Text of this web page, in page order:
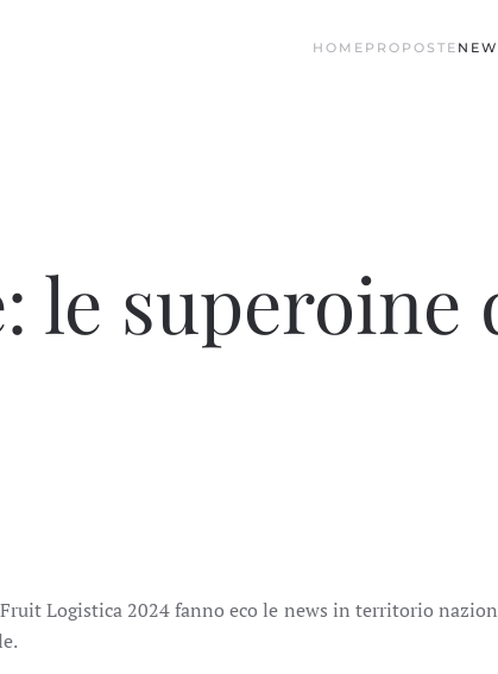
HOME PROPOSTE
le
Logistica 2024 fanno eco le news in territorio